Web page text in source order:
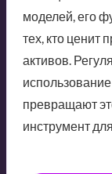
моделей, его
тех, кто ценит
активов.
превращают
инструмент